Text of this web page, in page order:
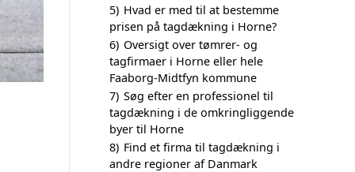
5) Hvad er med til at bestemme
prisen på tagdækning i Horne?
6) Oversigt over tømrer- og
tagfirmaer i Horne eller hele
Faaborg-Midtfyn kommune
7) Søg efter en professionel til
tagdækning i de omkringliggende
byer til Horne
8) Find et firma til tagdækning i
andre regioner af Danmark